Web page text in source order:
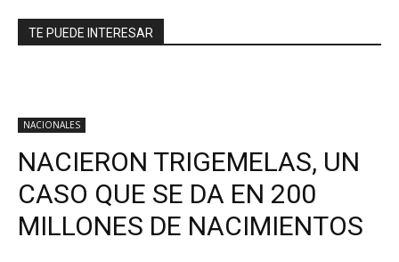
TE PUEDE INTERESAR